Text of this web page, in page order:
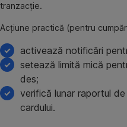
tranzacție.
Acțiune practică (pentru
activează notificări
setează limită mică
des;
verifică lunar raportul
cardului.